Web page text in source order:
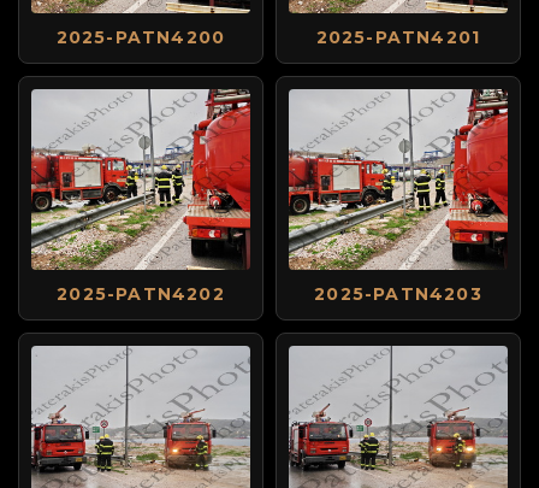
2025-PATN4200 2025-PATN4201
2025-PATN4202 2025-PATN4203